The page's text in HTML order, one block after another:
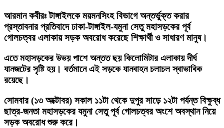
আরমান কবীরঃটাঙ্গাইলকে ময়মনসিংহ বিভাগে অন্তর্ভুক্ত করার
প্রস্তাবনার প্রতিবাদে ঢাকা-টাঙ্গাইল-যমুনা সেতু মহাসড়কের পূর্ব
গোলচত্বর এলাকায় সড়ক অবরোধ করেছে শিক্ষার্থী ও সাধারণ মানুষ।
এতে মহাসড়কের উভয় পাশে অন্তত ছয় কিলোমিটার এলাকায় দীর্ঘ
যানজটের সৃষ্টি হয়। বর্তমানে এই সড়কে যানবাহন চলাচল স্বাভাবিক
রয়েছে।
সোমবার (১৩ অক্টোবর) সকাল ১১টা থেকে দুপুর সাড়ে ১২টা পর্যন্ত বিক্ষুব্ধ
ছাত্র-জনতা মহাসড়কের যমুনা সেতু পূর্ব গোলচত্বর অংশে অবস্থান নিয়ে
সড়ক অবরোধ শুরু করে।